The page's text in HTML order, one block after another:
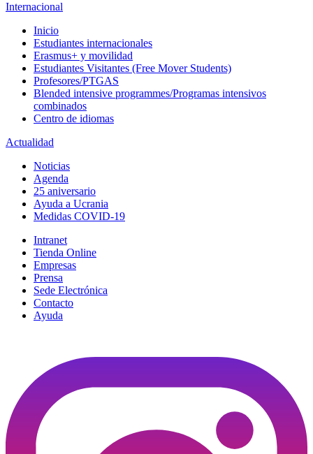
Internacional
Inicio
Estudiantes internacionales
Erasmus+ y movilidad
Estudiantes Visitantes (Free Mover Students)
Profesores/PTGAS
Blended intensive programmes/Programas intensivos
combinados
Centro de idiomas
Actualidad
Noticias
Agenda
25 aniversario
Ayuda a Ucrania
Medidas COVID-19
Intranet
Tienda Online
Empresas
Prensa
Sede Electrónica
Contacto
Ayuda